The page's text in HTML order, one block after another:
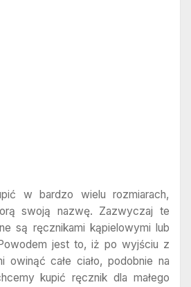
w bardzo wielu rozmiarach,
swoją nazwę. Zazwyczaj te
są ręcznikami kąpielowymi lub
jest to, iż po wyjściu z
owinąć całe ciało, podobnie na
kupić ręcznik dla małego